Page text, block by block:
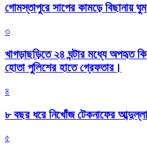
গোমস্তাপুরে সাপের কামড়ে বিছানায়
৩
খাগড়াছড়িতে ২৪ ঘন্টার মধ্যে অপহৃত
হোতা পুলিশের হাতে গ্রেফতার।
৪
৮ বছর ধরে নিখোঁজ টেকনাফের
৫